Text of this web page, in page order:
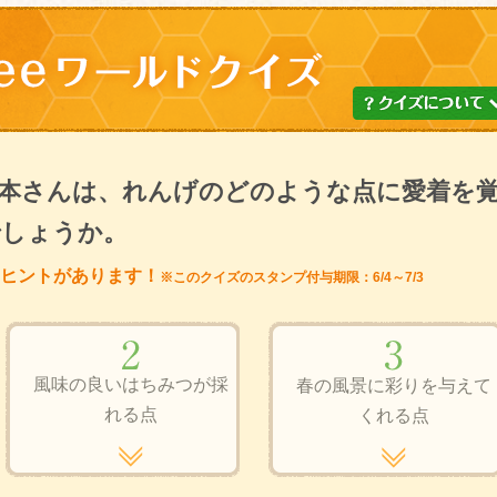
さんは、れんげのどのような点に愛着を
ょうか。
ントがあります！ ※このクイズのスタンプ付与期限：6/4～7/3
風味の良いはちみつが採
れる点
春の風景に彩りを与えて
くれる点